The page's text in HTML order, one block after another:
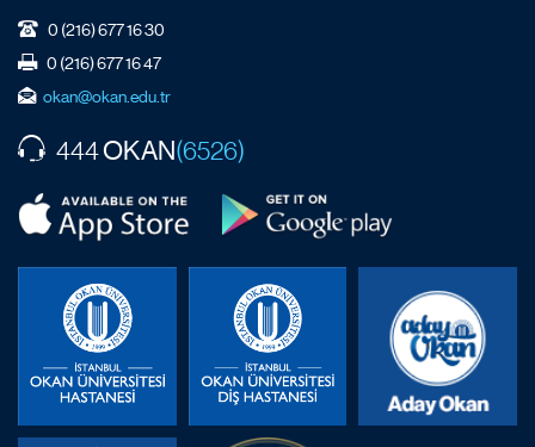
0 (216) 677 16 30
0 (216) 677 16 47
okan@okan.edu.tr
444OKAN(6526)